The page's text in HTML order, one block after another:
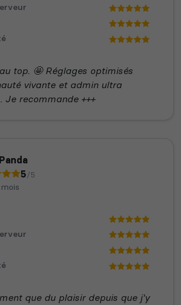
top. 🤩 Réglages optimisés
vivante et admin ultra
Je recommande +++
5/5
que du plaisir depuis que j'y